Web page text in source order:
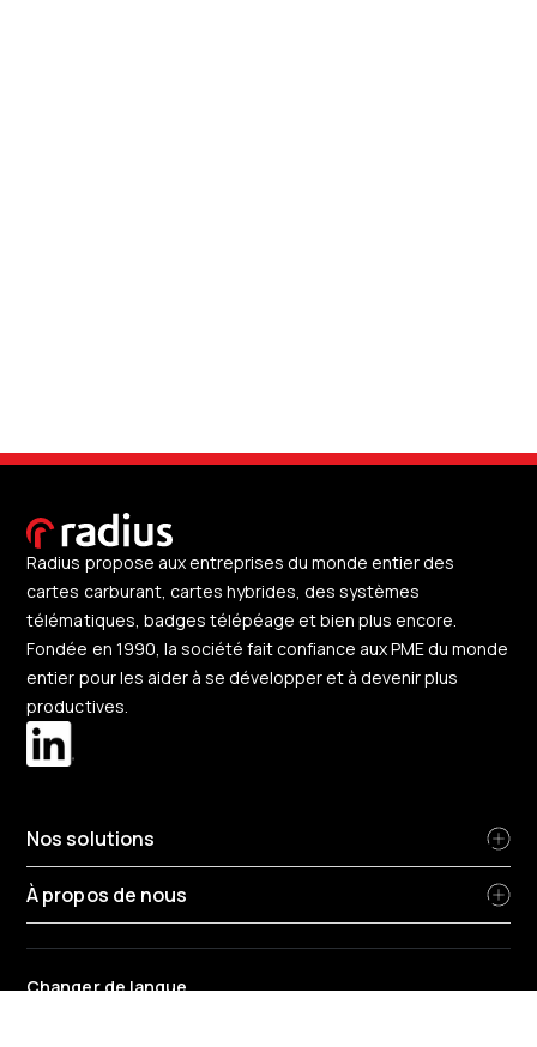
Radius propose aux entreprises du monde entier des
cartes carburant, cartes hybrides, des systèmes
télématiques, badges télépéage et bien plus encore.
Fondée en 1990, la société fait confiance aux PME du monde
entier pour les aider à se développer et à devenir plus
productives.
Nos solutions
À propos de nous
Changer de langue